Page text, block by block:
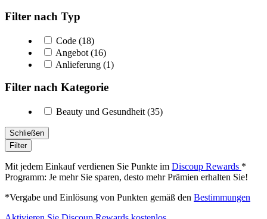
Filter nach Typ
Code (18)
Angebot (16)
Anlieferung (1)
Filter nach Kategorie
Beauty und Gesundheit (35)
Schließen
Filter
Mit jedem Einkauf verdienen Sie Punkte im Discoup Rewards *
Programm: Je mehr Sie sparen, desto mehr Prämien erhalten Sie!
*Vergabe und Einlösung von Punkten gemäß den Bestimmungen